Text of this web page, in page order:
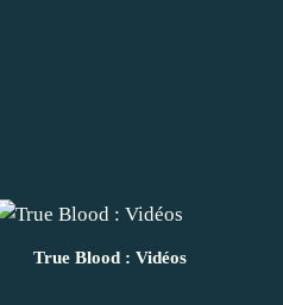
True Blood : Vidéos